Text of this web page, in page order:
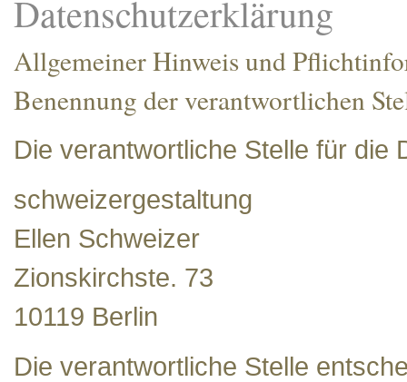
Datenschutzerklärung
Allgemeiner Hinweis und
Benennung der verantwortlichen
Die verantwortliche Stelle für die
schweizergestaltung
Ellen Schweizer
Zionskirchste. 73
10119 Berlin
Die verantwortliche Stelle